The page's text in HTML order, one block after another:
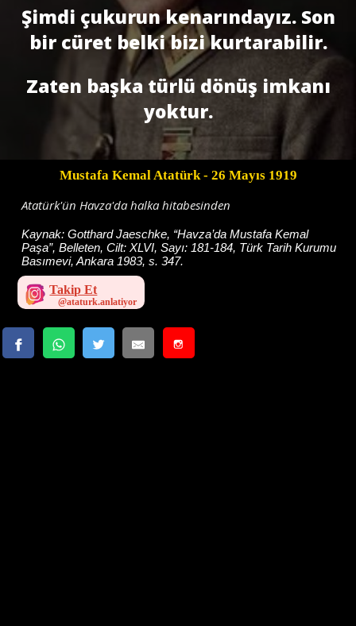
Şimdi çukurun kenarındayız. Son
bir cüret belki bizi kurtarabilir.
Zaten başka türlü dönüş imkanı
yoktur.
Mustafa Kemal Atatürk- 26 Mayıs 1919
Atatürk'ün Havza'da halka hitabesinden
Kaynak:Gotthard Jaeschke, “Havza’da Mustafa Kemal
Paşa”, Belleten, Cilt: XLVI, Sayı: 181-184, Türk Tarih Kurumu
Basımevi, Ankara 1983, s. 347.
Takip Et